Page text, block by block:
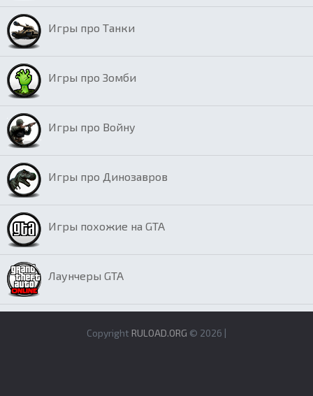
Игры про Танки
Игры про Зомби
Игры про Войну
Игры про Динозавров
Игры похожие на GTA
Лаунчеры GTA
Copyright RULOAD.ORG © 2026 |